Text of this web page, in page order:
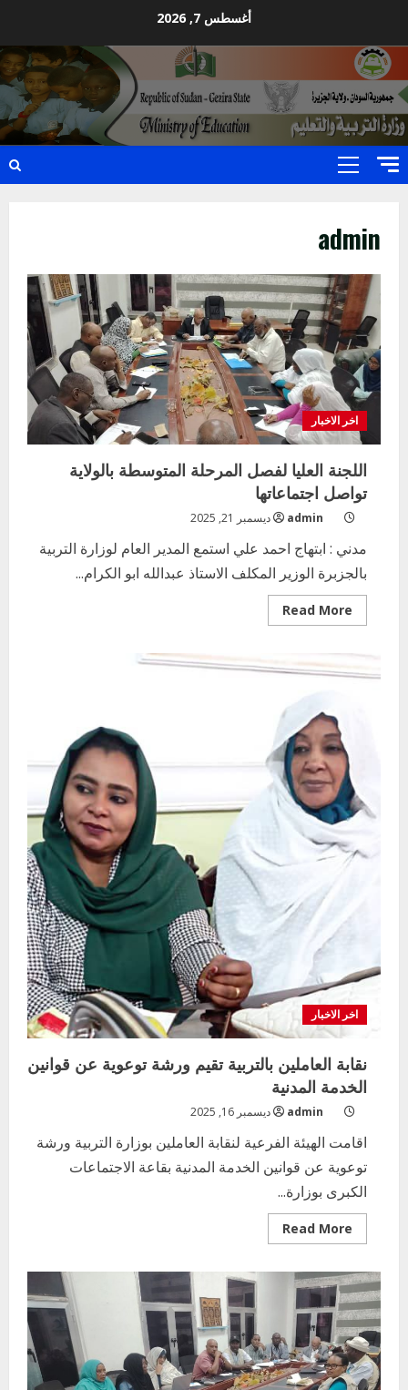
content
أغسطس 7, 2026
Primary
admin
اخر الاخبار
اللجنة العليا لفصل المرحلة المتوسطة بالولاية
تواصل اجتماعاتها
admin ديسمبر 21, 2025
مدني : ابتهاج احمد علي استمع المدير العام لوزارة التربية
بالجزبرة الوزير المكلف الاستاذ عبدالله ابو الكرام...
Read More
more
لفصل
بالولاية
تواصل
اخر الاخبار
نقابة العاملين بالتربية تقيم ورشة توعوية عن قوانين
الخدمة المدنية
admin ديسمبر 16, 2025
اقامت الهيئة الفرعية لنقابة العاملين بوزارة التربية ورشة
توعوية عن قوانين الخدمة المدنية بقاعة الاجتماعات
الكبرى بوزارة...
Read More
more
العاملين
بالتربية
ورشة
توعوية
عن
قوانين
الخدمة
المدنية